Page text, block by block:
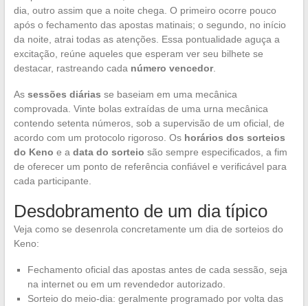
dia, outro assim que a noite chega. O primeiro ocorre pouco
após o fechamento das apostas matinais; o segundo, no início
da noite, atrai todas as atenções. Essa pontualidade aguça a
excitação, reúne aqueles que esperam ver seu bilhete se
destacar, rastreando cada número vencedor.
As sessões diárias se baseiam em uma mecânica
comprovada. Vinte bolas extraídas de uma urna mecânica
contendo setenta números, sob a supervisão de um oficial, de
acordo com um protocolo rigoroso. Os horários dos sorteios
do Keno e a data do sorteio são sempre especificados, a fim
de oferecer um ponto de referência confiável e verificável para
cada participante.
Desdobramento de um dia típico
Veja como se desenrola concretamente um dia de sorteios do
Keno:
Fechamento oficial das apostas antes de cada sessão, seja
na internet ou em um revendedor autorizado.
Sorteio do meio-dia: geralmente programado por volta das